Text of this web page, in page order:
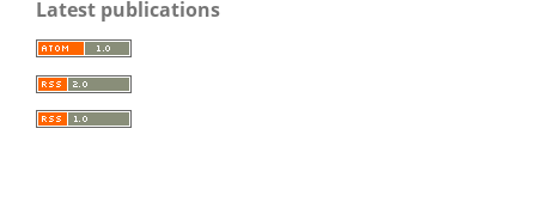
Latest publications